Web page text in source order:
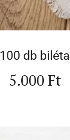
100 db biléta
5.000 Ft